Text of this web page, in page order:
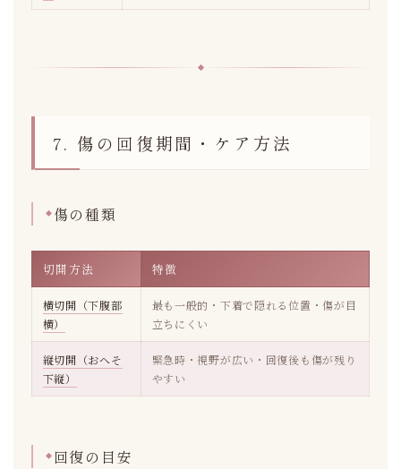
7. 傷の回復期間・ケア方法
傷の種類
切開方法 特徴
横切開（下腹部
横）
最も一般的・下着で隠れる位置・傷が目
立ちにくい
縦切開（おへそ
下縦）
緊急時・視野が広い・回復後も傷が残り
やすい
回復の目安